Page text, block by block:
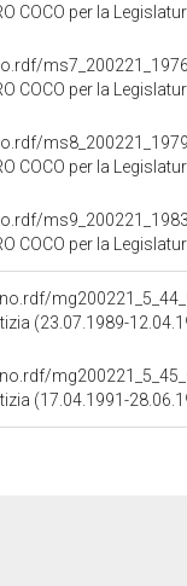
COCO per la
COCO per la
COCO per la
COCO per la
(23.07.1989-
(17.04.1991-